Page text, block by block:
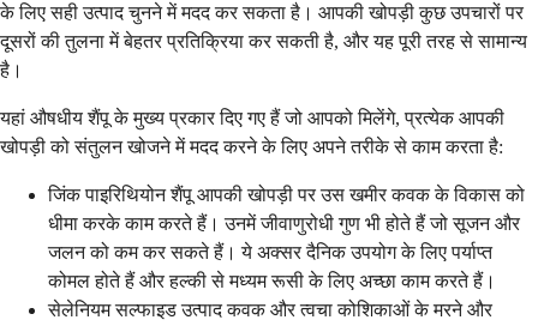
के लिए सही उत्पाद चुनने में मदद कर सकता है। आपकी खोपड़ी कुछ उपचारों पर
दूसरों की तुलना में बेहतर प्रतिक्रिया कर सकती है, और यह पूरी तरह से सामान्य
है।
यहां औषधीय शैंपू के मुख्य प्रकार दिए गए हैं जो आपको मिलेंगे, प्रत्येक आपकी
खोपड़ी को संतुलन खोजने में मदद करने के लिए अपने तरीके से काम करता है:
जिंक पाइरिथियोन शैंपू आपकी खोपड़ी पर उस खमीर कवक के विकास को
धीमा करके काम करते हैं। उनमें जीवाणुरोधी गुण भी होते हैं जो सूजन और
जलन को कम कर सकते हैं। ये अक्सर दैनिक उपयोग के लिए पर्याप्त
कोमल होते हैं और हल्की से मध्यम रूसी के लिए अच्छा काम करते हैं।
सेलेनियम सल्फाइड उत्पाद कवक और त्वचा कोशिकाओं के मरने और